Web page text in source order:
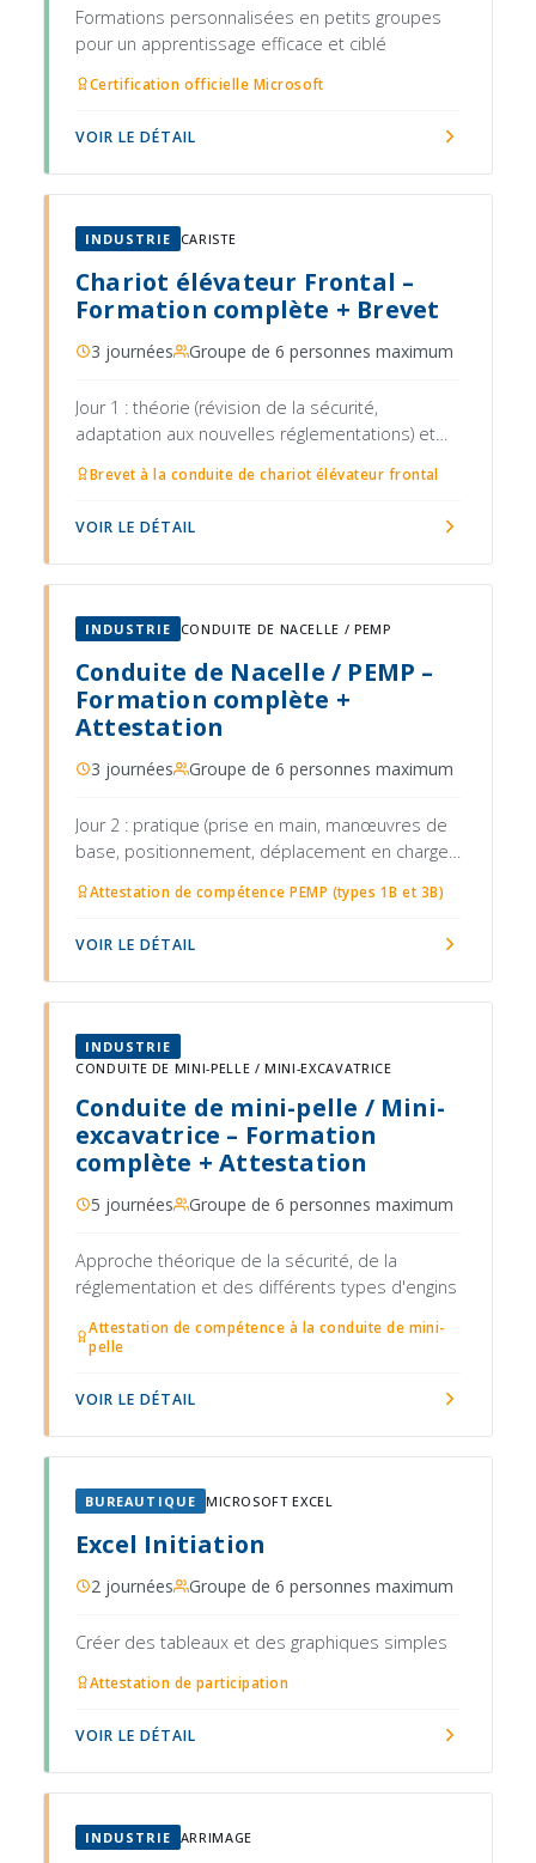
Formations personnalisées en petits groupes
pour un apprentissage efficace et ciblé
Certification officielle Microsoft
VOIR LE DÉTAIL
INDUSTRIE CARISTE
Chariot élévateur Frontal –
Formation complète + Brevet
3 journées Groupe de 6 personnes maximum
Jour 1 : théorie (révision de la sécurité,
adaptation aux nouvelles réglementations) et
Brevet à la conduite de chariot élévateur frontal
VOIR LE DÉTAIL
INDUSTRIE CONDUITE DE NACELLE / PEMP
Conduite de Nacelle / PEMP –
Formation complète +
Attestation
3 journées Groupe de 6 personnes maximum
Jour 2 : pratique (prise en main, manœuvres de
base, positionnement, déplacement en charge,
Attestation de compétence PEMP (types 1B et 3B)
VOIR LE DÉTAIL
INDUSTRIE
CONDUITE DE MINI-PELLE / MINI-EXCAVATRICE
Conduite de mini-pelle / Mini-
excavatrice – Formation
complète + Attestation
5 journées Groupe de 6 personnes maximum
Approche théorique de la sécurité, de la
réglementation et des différents types d'engins
Attestation de compétence à la conduite de mini-
pelle
VOIR LE DÉTAIL
BUREAUTIQUE MICROSOFT EXCEL
Excel Initiation
2 journées Groupe de 6 personnes maximum
Créer des tableaux et des graphiques simples
Attestation de participation
VOIR LE DÉTAIL
INDUSTRIE ARRIMAGE